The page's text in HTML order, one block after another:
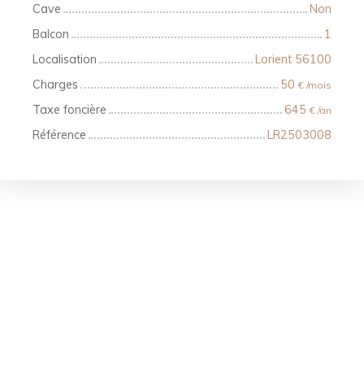
Cave
Non
Balcon
1
Localisation
Lorient 56100
Charges
50 € /mois
Taxe foncière 645 € /an
Référence LR2503008